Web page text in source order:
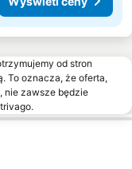
od stron
To oznacza, że oferta,
nie zawsze będzie